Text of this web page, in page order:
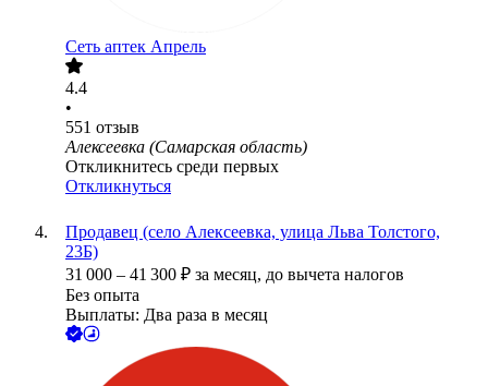
Сеть аптек Апрель
4.4
•
551 отзыв
Алексеевка (Самарская область)
Откликнитесь среди первых
Откликнуться
Продавец (село Алексеевка, улица Льва Толстого,
23Б)
31 000 – 41 300 ₽ за месяц, до вычета налогов
Без опыта
Выплаты: Два раза в месяц